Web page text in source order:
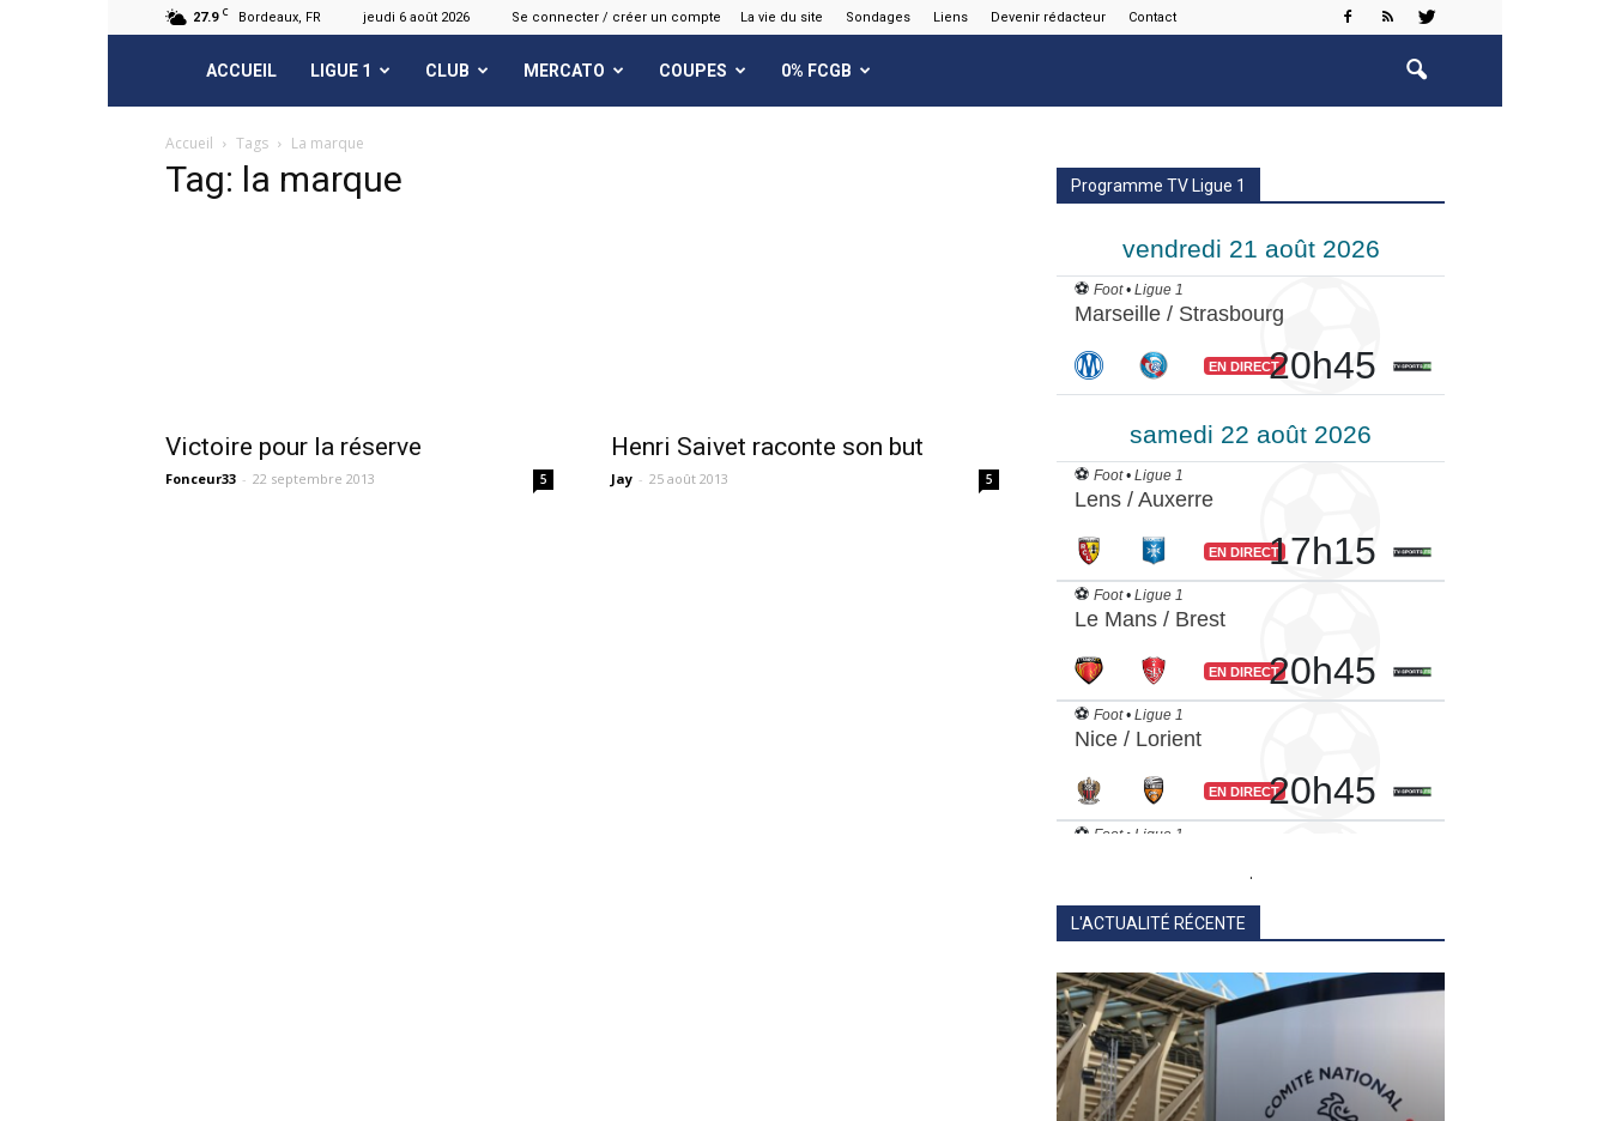
27.9 C Bordeaux, FR jeudi 6 août 2026 Se connecter / créer un compte La vie du site Sondages Liens Devenir rédacteur Contact
FCGB.net
ACCUEIL LIGUE 1 CLUB MERCATO COUPES 0% FCGB
Accueil Tags La marque
Tag: la marque
Victoire pour la réserve
Fonceur33 - 22 septembre 2013 5
Henri Saivet raconte son but
Jay - 25 août 2013 5
Programme TV Ligue 1
.
L'ACTUALITÉ RÉCENTE